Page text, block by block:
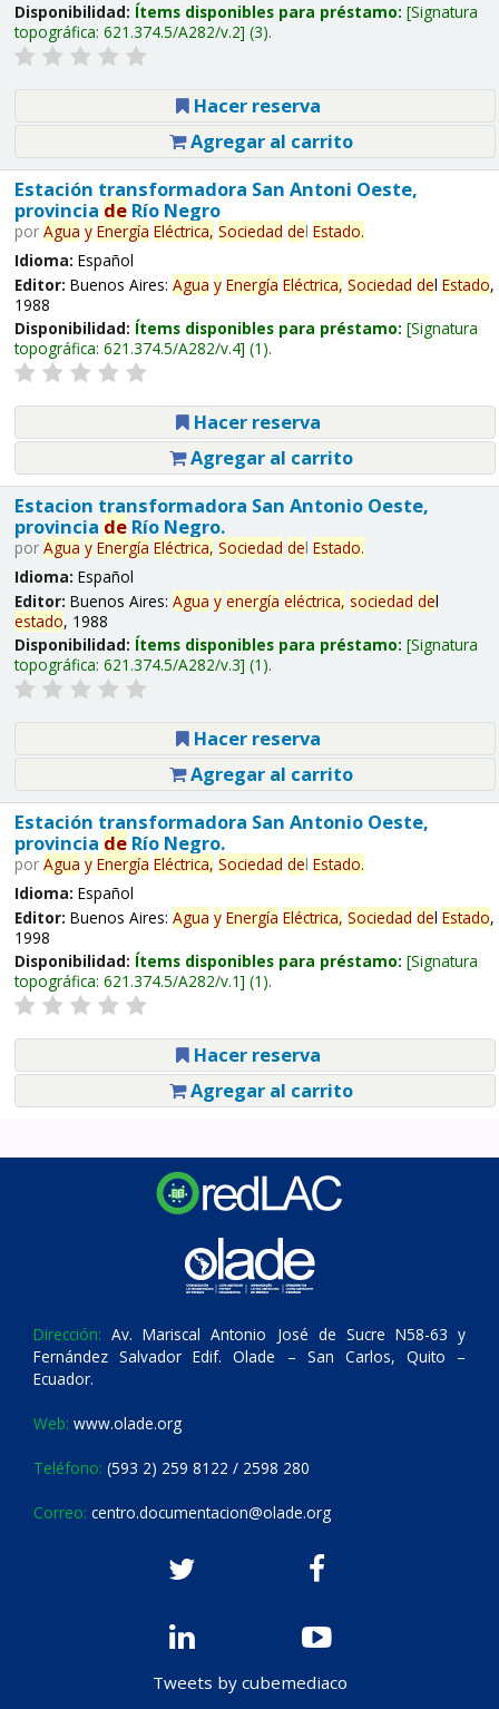
Disponibilidad: Ítems disponibles para préstamo: Signatura
topográfica: 621.374.5/A282/v.2 (3).
Hacer reserva
Agregar al carrito
Estación transformadora San Antoni Oeste,
provincia deRío Negro
por Agua y Energía Eléctrica, Sociedad del Estado.
Idioma: Español
Editor: Buenos Aires: Agua y Energía Eléctrica, Sociedad del Estado,
1988
Disponibilidad: Ítems disponibles para préstamo: Signatura
topográfica: 621.374.5/A282/v.4 (1).
Hacer reserva
Agregar al carrito
Estacion transformadora San Antonio Oeste,
provincia deRío Negro.
por Agua y Energía Eléctrica, Sociedad del Estado.
Idioma: Español
Editor: Buenos Aires: Agua y energía eléctrica, sociedad del
estado, 1988
Disponibilidad: Ítems disponibles para préstamo: Signatura
topográfica: 621.374.5/A282/v.3 (1).
Hacer reserva
Agregar al carrito
Estación transformadora San Antonio Oeste,
provincia deRío Negro.
por Agua y Energía Eléctrica, Sociedad del Estado.
Idioma: Español
Editor: Buenos Aires: Agua y Energía Eléctrica, Sociedad del Estado,
1998
Disponibilidad: Ítems disponibles para préstamo: Signatura
topográfica: 621.374.5/A282/v.1 (1).
Hacer reserva
Agregar al carrito
Dirección: Av. Mariscal Antonio José de Sucre N58-63 y
Fernández Salvador Edif. Olade – San Carlos, Quito –
Ecuador.
Web: www.olade.org
Teléfono: (593 2) 259 8122 / 2598 280
Correo: centro.documentacion@olade.org
Tweets by cubemediaco